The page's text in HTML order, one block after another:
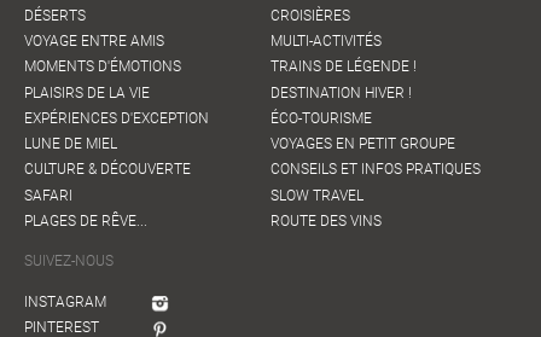
DÉSERTS
VOYAGE ENTRE AMIS
MOMENTS D'ÉMOTIONS
PLAISIRS DE LA VIE
EXPÉRIENCES D'EXCEPTION
LUNE DE MIEL
CULTURE & DÉCOUVERTE
SAFARI
PLAGES DE RÊVE...
CROISIÈRES
MULTI-ACTIVITÉS
TRAINS DE LÉGENDE !
DESTINATION HIVER !
ÉCO-TOURISME
VOYAGES EN PETIT GROUPE
CONSEILS ET INFOS PRATIQUES
SLOW TRAVEL
ROUTE DES VINS
SUIVEZ-NOUS
INSTAGRAM
PINTEREST